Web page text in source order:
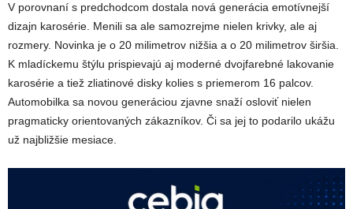
V porovnaní s predchodcom dostala nová generácia emotívnejší
dizajn karosérie. Menili sa ale samozrejme nielen krivky, ale aj
rozmery. Novinka je o 20 milimetrov nižšia a o 20 milimetrov širšia.
K mladíckemu štýlu prispievajú aj moderné dvojfarebné lakovanie
karosérie a tiež zliatinové disky kolies s priemerom 16 palcov.
Automobilka sa novou generáciou zjavne snaží osloviť nielen
pragmaticky orientovaných zákazníkov. Či sa jej to podarilo ukážu
už najbližšie mesiace.